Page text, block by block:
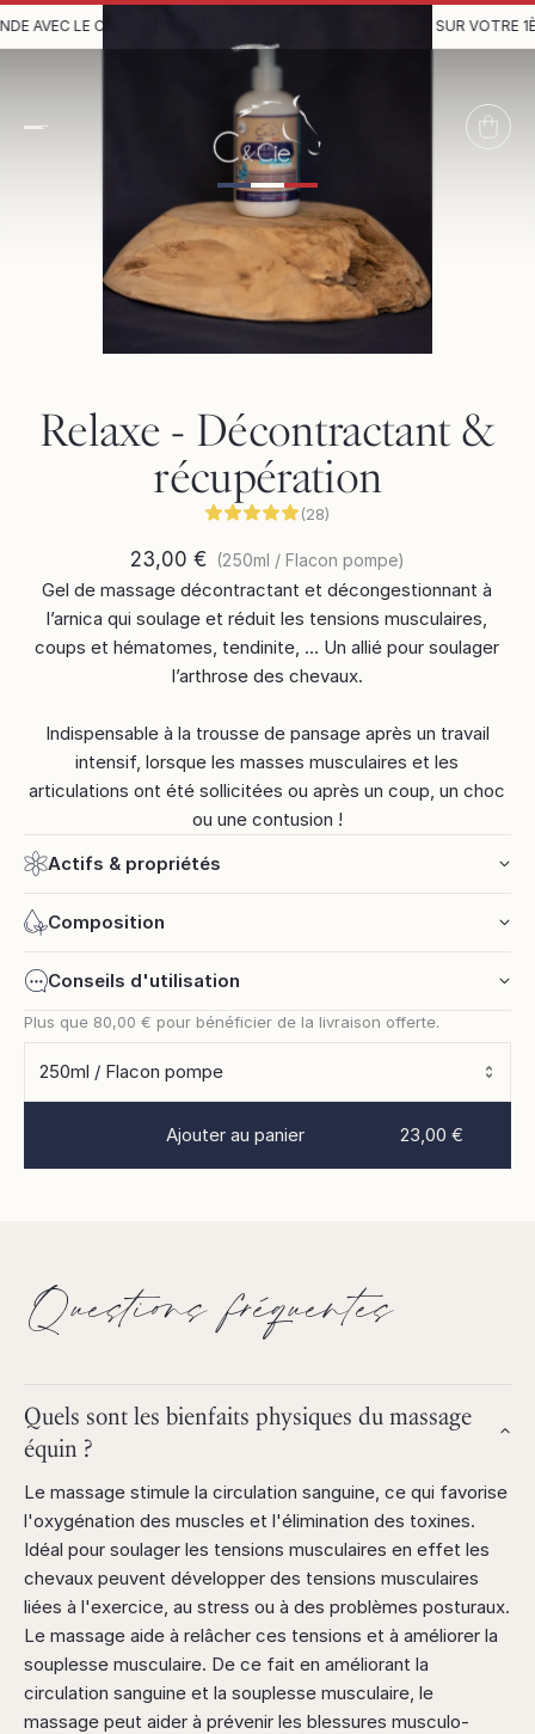
LE CODE SUR VOTRE
Relaxe - Décontractant &
récupération
(28)
23,00 € (250ml / Flacon pompe)
Gel de massage décontractant et décongestionnant à
l’arnica qui soulage et réduit les tensions musculaires,
coups et hématomes, tendinite, … Un allié pour soulager
l’arthrose des chevaux.
Indispensable à la trousse de pansage après un travail
intensif, lorsque les masses musculaires et les
articulations ont été sollicitées ou après un coup, un choc
ou une contusion !
Actifs & propriétés
Composition
Conseils d'utilisation
Plus que 80,00 € pour bénéficier de la livraison offerte.
Ajouter au panier 23,00 €
Questions fréquentes
Quels sont les bienfaits physiques du massage
équin ?
Le massage stimule la circulation sanguine, ce qui favorise
l'oxygénation des muscles et l'élimination des toxines.
Idéal pour soulager les tensions musculaires en effet les
chevaux peuvent développer des tensions musculaires
liées à l'exercice, au stress ou à des problèmes posturaux.
Le massage aide à relâcher ces tensions et à améliorer la
souplesse musculaire. De ce fait en améliorant la
circulation sanguine et la souplesse musculaire, le
massage peut aider à prévenir les blessures musculo-